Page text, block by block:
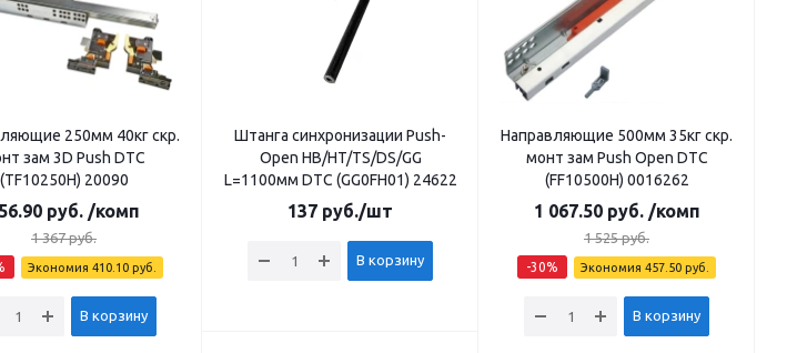
250мм 40кг скр.
зам 3D Push DTC
(TF10250H) 20090
руб. /комп
1 367руб.
Экономия 410.10руб.
В корзину
Штанга синхронизации Push-
Open HB/HT/TS/DS/GG
L=1100мм DTC (GG0FH01) 24622
137 руб./шт
В корзину
Направляющие 500мм 35кг скр.
монт зам Push Open DTC
(FF10500H) 0016262
1 067.50руб. /комп
1 525руб.
-30% Экономия 457.50руб.
В корзину